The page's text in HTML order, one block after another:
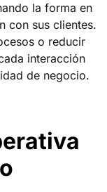
la forma en
con sus clientes.
o reducir
interacción
de negocio.